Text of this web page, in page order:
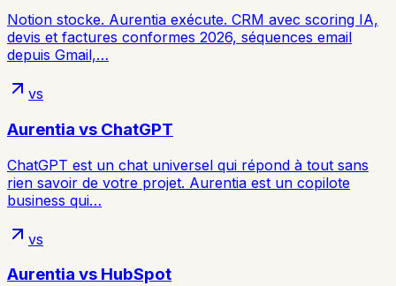
Notion stocke. Aurentia exécute. CRM avec scoring IA,
devis et factures conformes 2026, séquences email
depuis Gmail,…
vs
Aurentia vs ChatGPT
ChatGPT est un chat universel qui répond à tout sans
rien savoir de votre projet. Aurentia est un copilote
business qui…
vs
Aurentia vs HubSpot